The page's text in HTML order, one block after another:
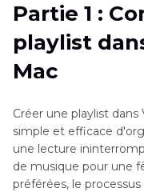
Partie 2:
pour Android
Partie 3
listes de lecture
Partie 4 : Conseils
HitPaw Univd
Partie 1 :
playlist
Mac
Créer une playlist
simple et efficace
une lecture
de musique pour une
préférées, le